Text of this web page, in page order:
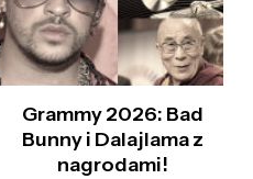
Grammy 2026: Bad
Bunny i Dalajlama z
nagrodami!